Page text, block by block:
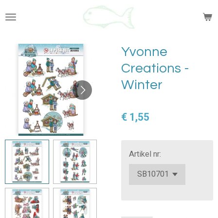
direct
hoofdinhoud
Yvonne
Creations -
Winter
€ 1,55
Artikel nr: